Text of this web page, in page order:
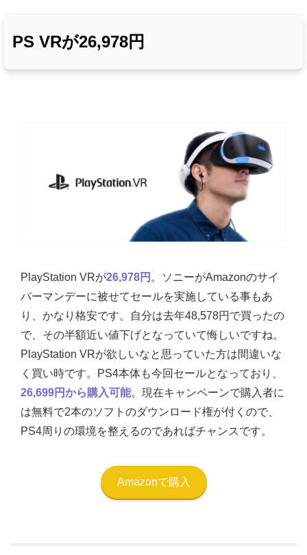
PS VRが26,978円
PlayStation VRが26,978円 。ソニーがAmazonのサイ
バーマンデーに被せてセールを実施している事もあ
り、かなり格安です。自分は去年48,578円で買ったの
で、その半額近い値下げとなっていて悔しいですね。
PlayStation VRが欲しいなと思っていた方は間違いな
く買い時です。PS4本体も今回セールとなっており、
26,699円から購入可能。現在キャンペーンで購入者に
は無料で2本のソフトのダウンロード権が付くので、
PS4周りの環境を整えるのであればチャンスです。
Amazonで購入